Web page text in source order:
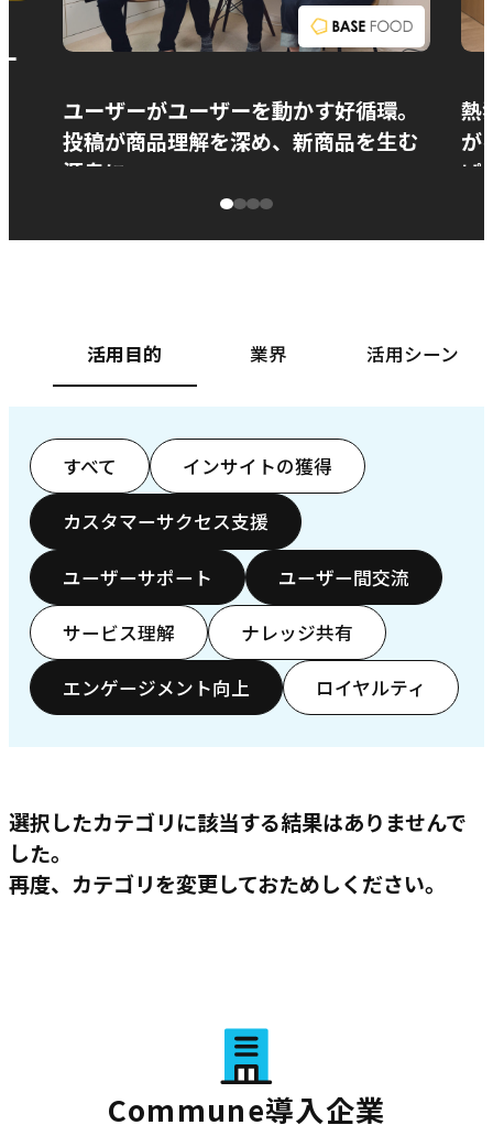
ユーザーがユーザーを動かす好循環。
投稿が商品理解を深め、新商品を生む
源泉に
熱
が
ぱ
活用目的 業界 活用シーン
すべて インサイトの獲得
カスタマーサクセス支援
ユーザーサポート ユーザー間交流
サービス理解 ナレッジ共有
エンゲージメント向上 ロイヤルティ
選択したカテゴリに該当する結果はありませんで
した。
再度、カテゴリを変更しておためしください。
Commune導入企業